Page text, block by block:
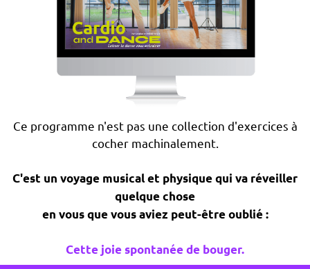
Ce programme n'est pas une collection d'exercices à
cocher machinalement.
C'est un voyage musical et physique qui va réveiller
quelque chose
en vous que vous aviez peut-être oublié :
Cette joie spontanée de bouger.